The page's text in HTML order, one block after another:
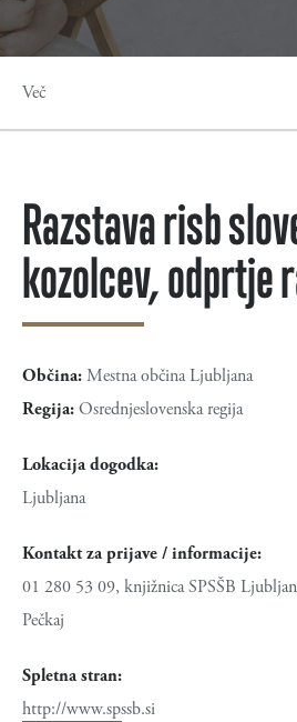
Več
Razstava risb
kozolcev, odprtje
Občina:Mestna občina Ljubljana
Regija:Osrednjeslovenska regija
Lokacija dogodka:
Ljubljana
Kontakt za prijave / informacije:
01 280 53 09, knjižnica SPSŠB
Pečkaj
Spletna stran:
http://www.spssb.si